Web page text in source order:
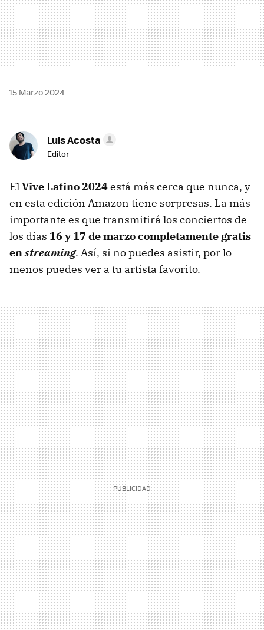
15 Marzo 2024
Luis Acosta
Editor
ElVive Latino 2024está más cerca que nunca, y
en esta edición Amazon tiene sorpresas. La más
importante es que transmitirá los conciertos de
los días 16 y 17 de marzocompletamente gratis
enstreaming. Así, si no puedes asistir, por lo
menos puedes ver a tu artista favorito.